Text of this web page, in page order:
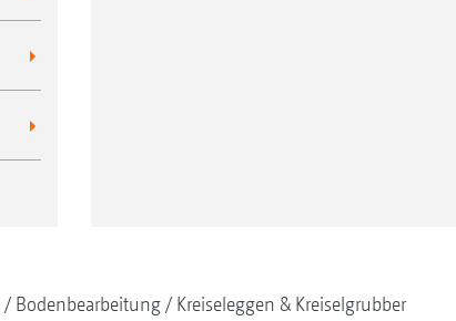
Bodenbearbeitung Kreiseleggen & Kreiselgrubber